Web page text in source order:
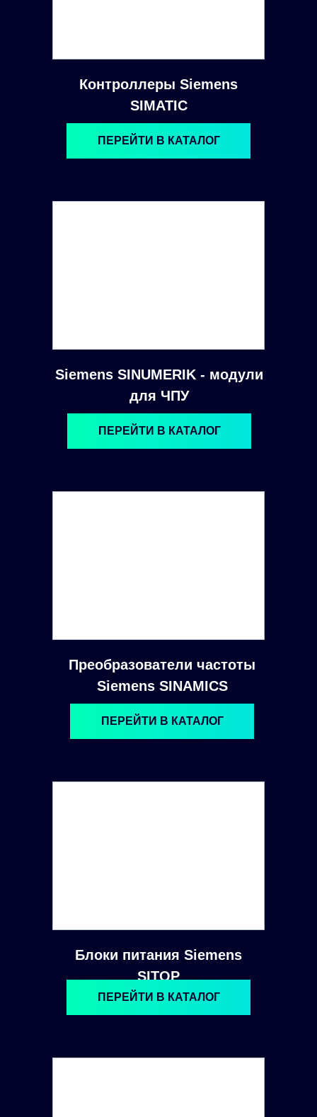
Контроллеры Siemens
SIMATIC
Siemens SINUMERIK - модули
для ЧПУ
ПЕРЕЙТИ В КАТАЛОГ
ПЕРЕЙТИ В КАТАЛОГ
Преобразователи частоты
Siemens SINAMICS
Блоки питания Siemens
SITOP
ПЕРЕЙТИ В КАТАЛОГ
ПЕРЕЙТИ В КАТАЛОГ